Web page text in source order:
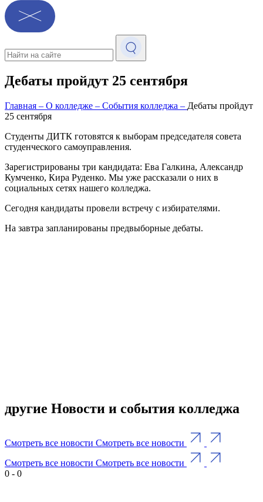
Дебаты пройдут 25 сентября
Главная – О колледже – События колледжа – Дебаты пройдут
25 сентября
Студенты ДИТК готовятся к выборам председателя совета
студенческого самоуправления.
Зарегистрированы три кандидата: Ева Галкина, Александр
Кумченко, Кира Руденко. Мы уже рассказали о них в
социальных сетях нашего колледжа.
Сегодня кандидаты провели встречу с избирателями.
На завтра запланированы предвыборные дебаты.
другие Новости и события колледжа
Смотреть все новости Смотреть все новости
Смотреть все новости Смотреть все новости
0 - 0